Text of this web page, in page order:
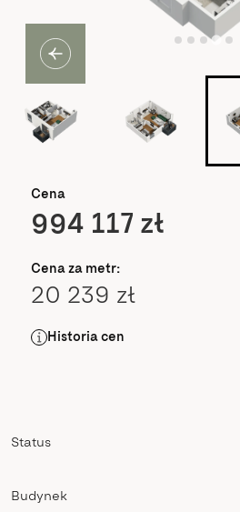
Cena
994 117 zł
Cena za metr:
20 239 zł
Historia cen
Status
Budynek